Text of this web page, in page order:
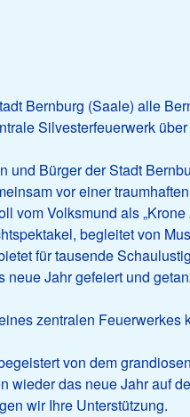
Bernburg (Saale) alle
Silvesterfeuerwerk
und Bürger der Stadt
vor einer
vom Volksmund als
begleitet von
für tausende
neue Jahr gefeiert und
zentralen Feuerwerkes
von dem
wieder das neue Jahr auf
wir Ihre Unterstützung.